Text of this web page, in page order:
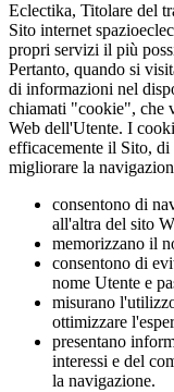
Eclectika, Titolare del
Sito internet
propri servizi il più
Pertanto, quando si
di informazioni nel
chiamati "cookie", che
Web dell'Utente. I
efficacemente il Sito,
migliorare la
consentono di
all'altra del sito
memorizzano il
consentono di
nome Utente e
misurano
ottimizzare
presentano
interessi e del
la navigazione.